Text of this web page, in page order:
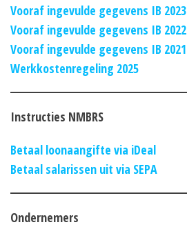
Vooraf ingevulde gegevens IB 2023
Vooraf ingevulde gegevens IB 2022
Vooraf ingevulde gegevens IB 2021
Werkkostenregeling 2025
Instructies NMBRS
Betaal loonaangifte via iDeal
Betaal salarissen uit via SEPA
Ondernemers